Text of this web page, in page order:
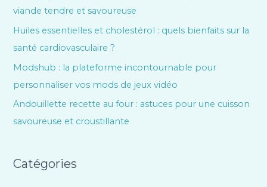
viande tendre et savoureuse
Huiles essentielles et cholestérol : quels bienfaits sur la
santé cardiovasculaire ?
Modshub : la plateforme incontournable pour
personnaliser vos mods de jeux vidéo
Andouillette recette au four : astuces pour une cuisson
savoureuse et croustillante
Catégories